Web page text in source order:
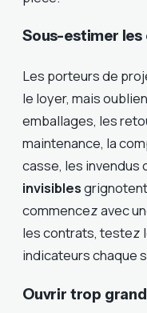
Sous-estimer
Les porteurs de
le loyer, mais
emballages, les
maintenance, la
casse, les invendus
invisibles
commencez avec
les contrats, testez
indicateurs chaque
Ouvrir trop